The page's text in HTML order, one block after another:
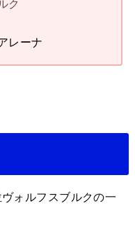
ク
レーナ
ォルフスブルクの一